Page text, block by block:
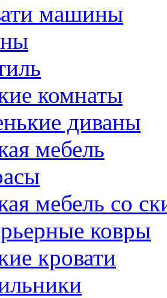
машины
комнаты
диваны
мебель
мебель со
ковры
кровати